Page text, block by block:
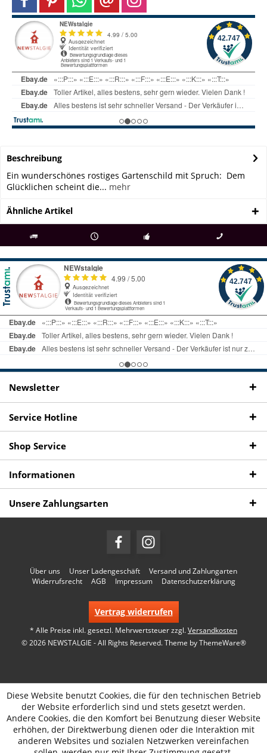
Beschreibung
Ein wunderschönes rostiges Gartenschild mit Spruch: Dem
Glücklichen scheint die... mehr
Ähnliche Artikel
ab € 69 Bestellwert seit 98 Jahren Fachgeschäft + telefonisch erreichbar
09497 1511
Newsletter
Service Hotline
Shop Service
Informationen
Unsere Zahlungsarten
Über uns Unser Ladengeschäft
Versand und Zahlungarten
Widerrufsrecht
AGB Impressum Datenschutzerklärung
Vertrag widerrufen
* Alle Preise inkl. gesetzl. Mehrwertsteuer zzgl.Versandkosten
© 2026 NEWSTALGIE - All Rights Reserved. Theme byThemeWare®
Diese Website benutzt Cookies, die für den technischen Betrieb
der Website erforderlich sind und stets gesetzt werden.
Andere Cookies, die den Komfort bei Benutzung dieser Website
erhöhen, der Direktwerbung dienen oder die Interaktion mit
anderen Websites und sozialen Netzwerken vereinfachen